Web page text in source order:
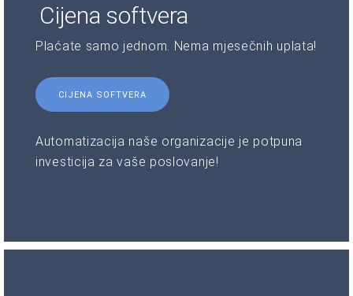
Cijena softvera
Plaćate samo jednom. Nema mjesečnih uplata!
CIJENA SOFTVERA
Automatizacija naše organizacije je potpuna
investicija za vaše poslovanje!